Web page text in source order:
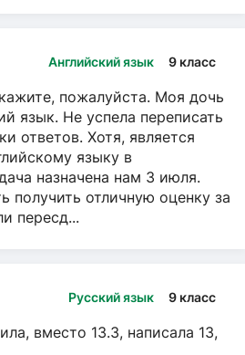
Английский язык 9 класс
пожалуйста. Моя дочь
язык. Не успела переписать
ответов. Хотя, является
языку в
назначена нам 3 июля.
получить отличную оценку за
пересд...
Русский язык 9 класс
вместо 13.3, написала 13,